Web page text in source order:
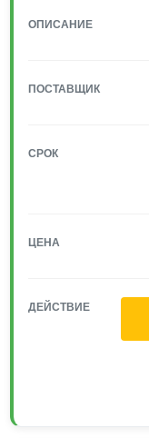
ОПИСАНИЕ
ПОСТАВЩИК
СРОК
ЦЕНА
ДЕЙСТВИЕ